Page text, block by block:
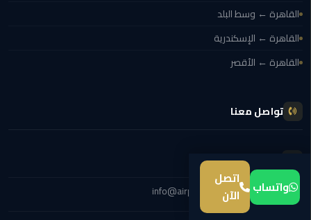
من
مطار
العرب
القاهرة
برج
العرب
الى
واتساب
اتصل
الآن
القاهرة ← وسط البلد
القاهرة ← الإسكندرية
القاهرة ← الأقصر
تواصل معنا
info@airport-limousine-eg.com